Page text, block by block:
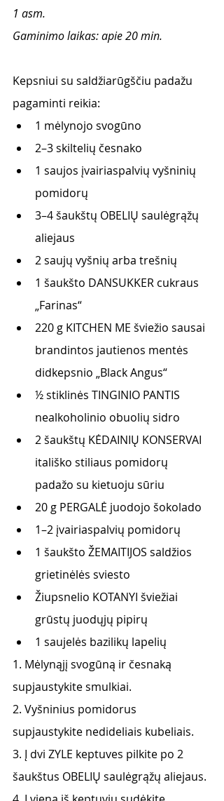
1 asm.
Gaminimo laikas: apie 20 min.
Kepsniui su saldžiarūgščiu padažu
pagaminti reikia:
1 mėlynojo svogūno
2–3 skiltelių česnako
1 saujos įvairiaspalvių vyšninių
pomidorų
3–4 šaukštų OBELIŲ saulėgrąžų
aliejaus
2 saujų vyšnių arba trešnių
1 šaukšto DANSUKKER cukraus
„Farinas“
220 g KITCHEN ME šviežio sausai
brandintos jautienos mentės
didkepsnio „Black Angus“
½ stiklinės TINGINIO PANTIS
nealkoholinio obuolių sidro
2 šaukštų KĖDAINIŲ KONSERVAI
itališko stiliaus pomidorų
padažo su kietuoju sūriu
20 g PERGALĖ juodojo šokolado
1–2 įvairiaspalvių pomidorų
1 šaukšto ŽEMAITIJOS saldžios
grietinėlės sviesto
Žiupsnelio KOTANYI šviežiai
grūstų juodųjų pipirų
1 saujelės bazilikų lapelių
1. Mėlynąjį svogūną ir česnaką
supjaustykite smulkiai.
2. Vyšninius pomidorus
supjaustykite nedideliais kubeliais.
3. Į dvi ZYLE keptuves pilkite po 2
šaukštus OBELIŲ saulėgrąžų aliejaus.